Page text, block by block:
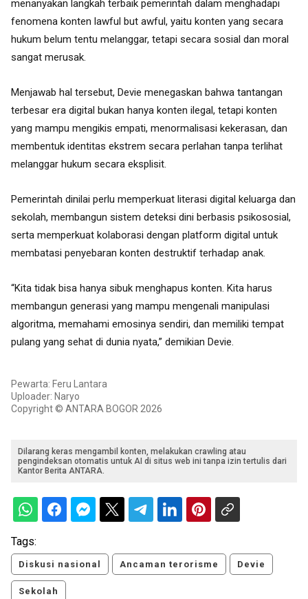
menanyakan langkah terbaik pemerintah dalam menghadapi
fenomena konten lawful but awful, yaitu konten yang secara
hukum belum tentu melanggar, tetapi secara sosial dan moral
sangat merusak.
Menjawab hal tersebut, Devie menegaskan bahwa tantangan
terbesar era digital bukan hanya konten ilegal, tetapi konten
yang mampu mengikis empati, menormalisasi kekerasan, dan
membentuk identitas ekstrem secara perlahan tanpa terlihat
melanggar hukum secara eksplisit.
Pemerintah dinilai perlu memperkuat literasi digital keluarga dan
sekolah, membangun sistem deteksi dini berbasis psikososial,
serta memperkuat kolaborasi dengan platform digital untuk
membatasi penyebaran konten destruktif terhadap anak.
“Kita tidak bisa hanya sibuk menghapus konten. Kita harus
membangun generasi yang mampu mengenali manipulasi
algoritma, memahami emosinya sendiri, dan memiliki tempat
pulang yang sehat di dunia nyata,” demikian Devie.
Pewarta: Feru Lantara
Uploader: Naryo
Copyright © ANTARA BOGOR 2026
Dilarang keras mengambil konten, melakukan crawling atau
pengindeksan otomatis untuk AI di situs web ini tanpa izin tertulis dari
Kantor Berita ANTARA.
Tags:
Diskusi nasional Ancaman terorisme Devie
Sekolah